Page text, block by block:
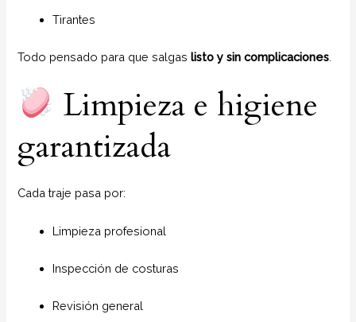
Tirantes
Todo pensado para que salgaslisto y sin complicaciones
Limpieza e higiene
garantizada
Cada traje pasa por:
Limpieza profesional
Inspección de costuras
Revisión general